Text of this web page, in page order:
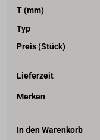
T (mm)
Typ
Preis (Stück)
Lieferzeit
Merken
In den Warenkorb